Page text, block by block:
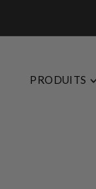
PRODUITS